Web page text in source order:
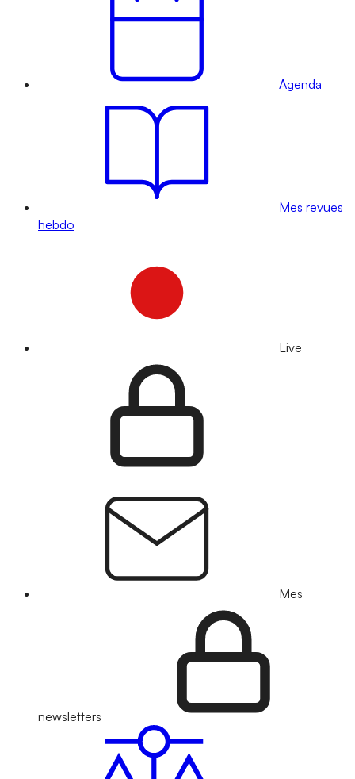
Agenda
Mes revues
hebdo
Live
Mes
newsletters